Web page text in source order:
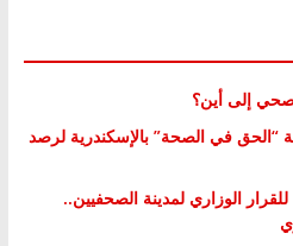
إلى أين؟
في الصحة” بالإسكندرية لرصد
الوزاري لمدينة الصحفيين..